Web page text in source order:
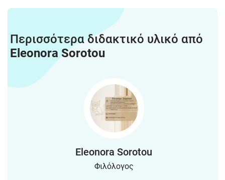
Περισσότερα διδακτικό υλικό από
Eleonora Sorotou
Eleonora Sorotou
Φιλόλογος